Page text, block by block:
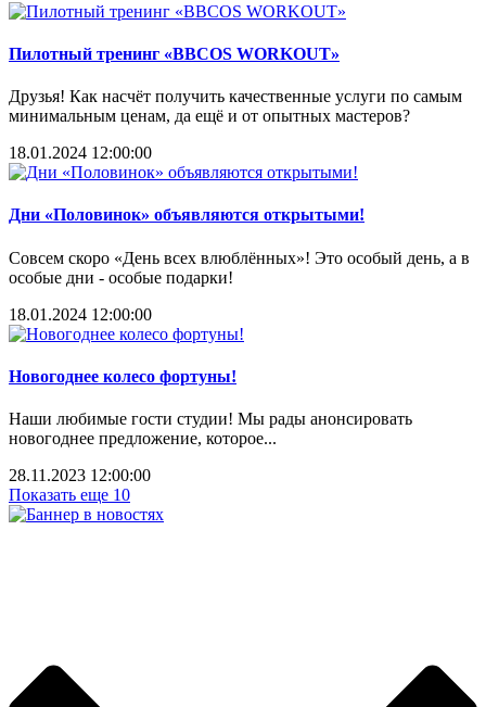
Пилотный тренинг «BBCOS WORKOUT»
Друзья! Как насчёт получить качественные услуги по самым
минимальным ценам, да ещё и от опытных мастеров?
18.01.2024 12:00:00
Дни «Половинок» объявляются открытыми!
Совсем скоро «День всех влюблённых»! Это особый день, а в
особые дни - особые подарки!
18.01.2024 12:00:00
Новогоднее колесо фортуны!
Наши любимые гости студии! Мы рады анонсировать
новогоднее предложение, которое...
28.11.2023 12:00:00
Показать еще 10